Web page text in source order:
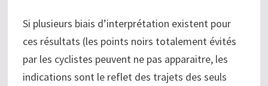
Si plusieurs biais d’interprétation existent pour
ces résultats (les points noirs totalement évités
par les cyclistes peuvent ne pas apparaitre, les
indications sont le reflet des trajets des seuls